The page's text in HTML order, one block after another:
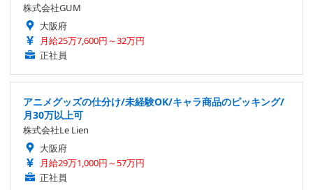
株式会社GUM
大阪府
月給25万7,600円～32万円
正社員
アニメグッズの仕分け/未経験OK/キャラ商品のピッキング/
月30万以上可
株式会社Le Lien
大阪府
月給29万1,000円～57万円
正社員